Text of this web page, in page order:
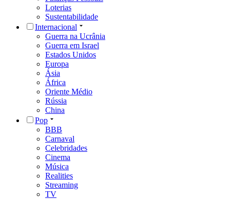
Loterias
Sustentabilidade
Internacional
Guerra na Ucrânia
Guerra em Israel
Estados Unidos
Europa
Ásia
África
Oriente Médio
Rússia
China
Pop
BBB
Carnaval
Celebridades
Cinema
Música
Realities
Streaming
TV